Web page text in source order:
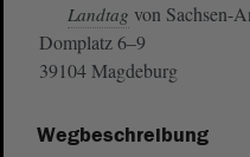
Landtag von Sachsen-
Domplatz 6–9
39104 Magdeburg
Wegbeschreibung